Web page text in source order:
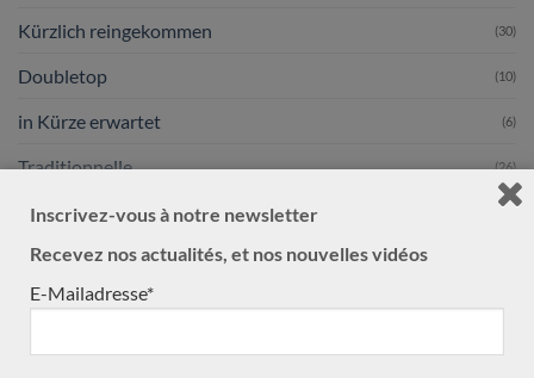
Kürzlich reingekommen (30)
Doubletop (10)
in Kürze erwartet (6)
Traditionnelle (26)
Alles
Zubehör
Neues
Inscrivez-vous à notre newsletter
Recevez nos actualités, et nos nouvelles vidéos
E-Mailadresse*